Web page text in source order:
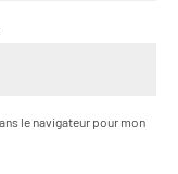
le navigateur pour mon